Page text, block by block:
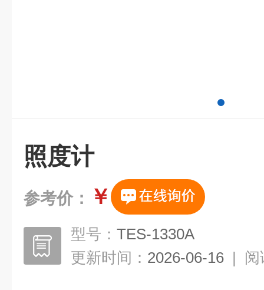
照度计
参考价： ￥
型号： TES-1330A
更新时间： 2026-06-16 | 阅